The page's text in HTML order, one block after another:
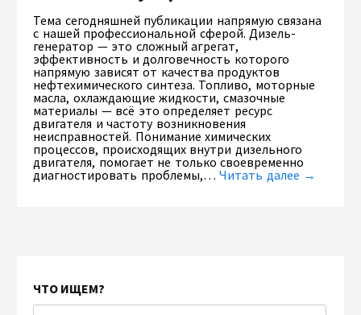
Тема сегодняшней публикации напрямую связана
с нашей профессиональной сферой. Дизель-
генератор — это сложный агрегат,
эффективность и долговечность которого
напрямую зависят от качества продуктов
нефтехимического синтеза. Топливо, моторные
масла, охлаждающие жидкости, смазочные
материалы — всё это определяет ресурс
двигателя и частоту возникновения
неисправностей. Понимание химических
процессов, происходящих внутри дизельного
двигателя, помогает не только своевременно
диагностировать проблемы,…Читать далее →
ЧТО ИЩЕМ?